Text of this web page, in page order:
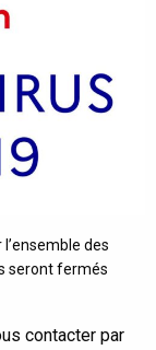
des
seront fermés
contacter par